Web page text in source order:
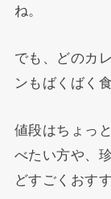
ね。
でも、どのカ
ンもばくばく
値段はちょっ
べたい方や、
どすごくおす